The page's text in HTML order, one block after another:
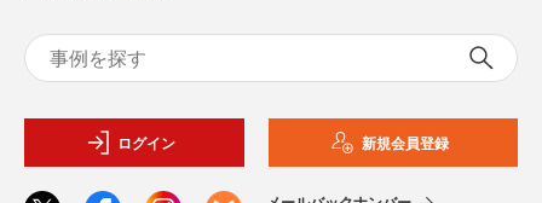
ログイン 新規会員登録